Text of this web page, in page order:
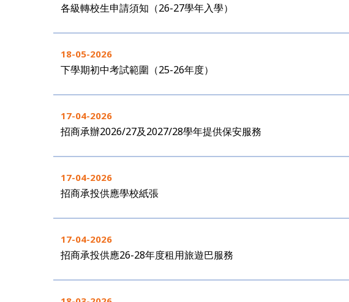
各級轉校生申請須知（26-27學年入學）
18-05-2026
下學期初中考試範圍（25-26年度）
17-04-2026
招商承辦2026/27及2027/28學年提供保安服務
17-04-2026
招商承投供應學校紙張
17-04-2026
招商承投供應26-28年度租用旅遊巴服務